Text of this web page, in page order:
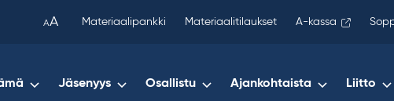
AA Materiaalipankki Materiaalitilaukset A-kassa
Jäsenyys Osallistu Ajankohtaista Liitto
copied
your